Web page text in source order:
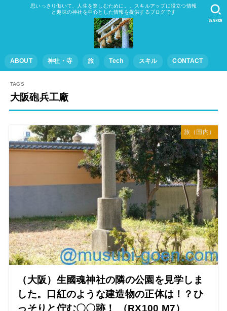
思いっきり働いて、人生を楽しむために。。スキルアップに役立つ情報
と趣味の神社を中心とした情報を提供するブログです
ABOUT 神社・寺 旅 Tech スキル CONTACT
SEARCH
大阪砲兵工廠
旅（国内）
（大阪）生國魂神社の隣の公園を見学しま
した。口紅のような建造物の正体は！？ひ
っそりと佇む〇〇跡！ （RX100 M7）